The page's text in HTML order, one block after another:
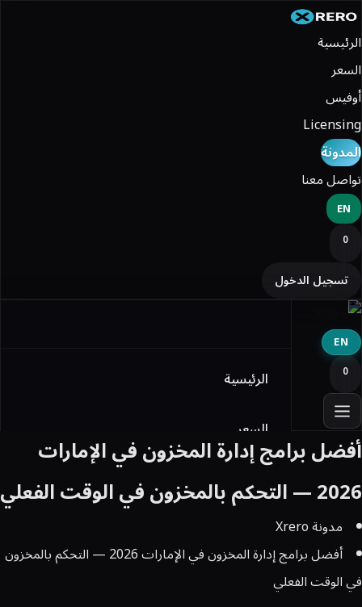
الرئيسية
السعر
أوفيس
Licensing
المدونة
تواصل معنا
EN
0
تسجيل الدخول
EN
0
الرئيسية
السعر
أوفيس
أفضل برامج إدارة المخزون في الإمارات
2026 — التحكم بالمخزون في الوقت الفعلي
مدونة Xrero
أفضل برامج إدارة المخزون في الإمارات 2026 — التحكم بالمخزون
في الوقت الفعلي